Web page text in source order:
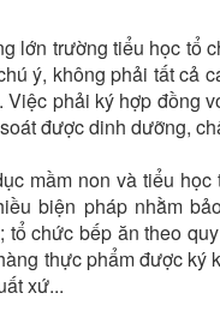
lớn trường tiểu học tổ
ý, không phải tất cả
phải ký hợp đồng
được dinh dưỡng,
mầm non và tiểu
biện pháp nhằm
chức bếp ăn theo
thực phẩm được ký
xứ...